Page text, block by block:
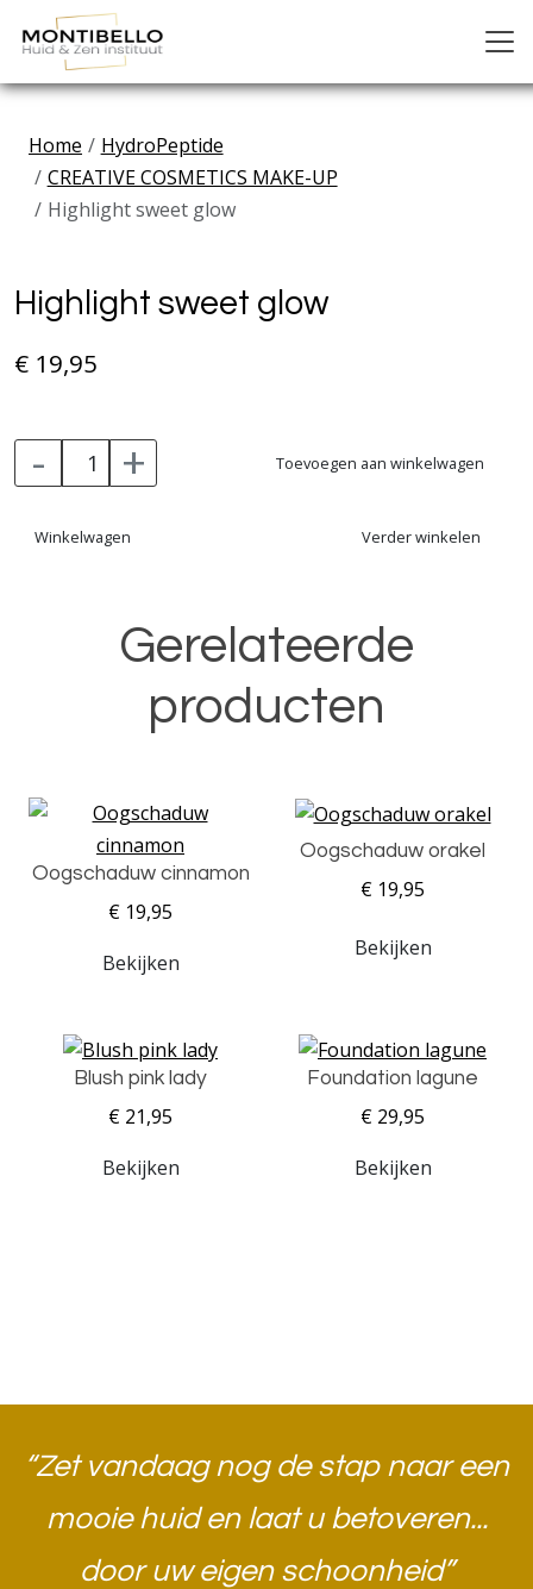
Home
HydroPeptide
CREATIVE COSMETICS MAKE-UP
Highlight sweet glow
Highlight sweet glow
€ 19,95
- + Toevoegen aan winkelwagen
Winkelwagen Verder winkelen
Gerelateerde
producten
Oogschaduw cinnamon
€ 19,95
Bekijken
Oogschaduw orakel
€ 19,95
Bekijken
Blush pink lady
€ 21,95
Bekijken
Foundation lagune
€ 29,95
Bekijken
“Zet vandaag nog de stap naar een
mooie huid en laat u betoveren...
door uw eigen schoonheid”​